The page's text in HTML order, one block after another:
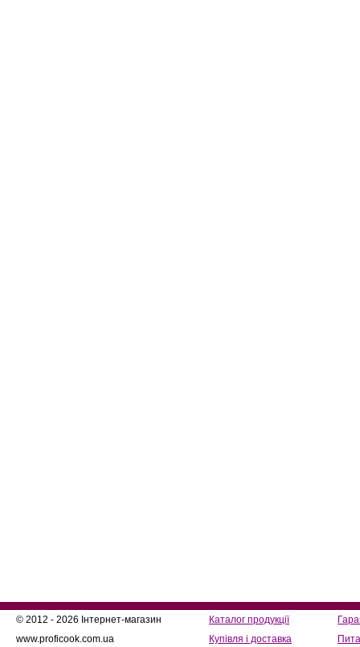
© 2012 - 2026 Інтернет-магазин
www.proficook.com.ua
Каталог продукції
Купівля і доставка